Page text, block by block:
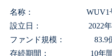
名称： WUV1号投
設立日： 2022年8
ファンド規模： 83.9
存続期間： 10年間（最